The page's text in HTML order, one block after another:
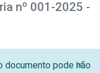
nº 001-2025 -
documento pode não